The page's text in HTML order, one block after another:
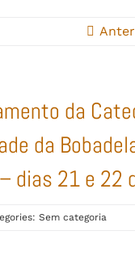
da
da
dias 21 e 22
Sem categoria